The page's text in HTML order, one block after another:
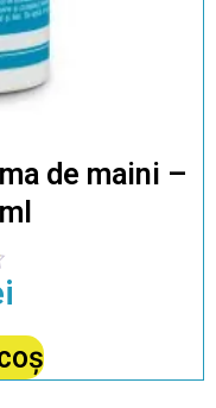
de maini –